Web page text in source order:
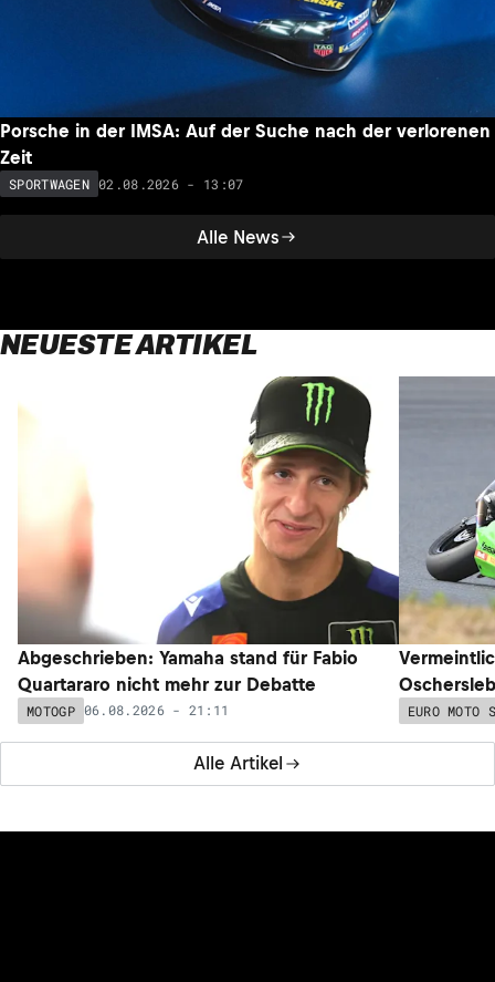
Alle News
Porsche in der IMSA: Auf der Suche nach der verlorenen
Zeit
SPORTWAGEN 02.08.2026 - 13:07
NEUESTE ARTIKEL
Alle Artikel
Abgeschrieben: Yamaha stand für Fabio
Quartararo nicht mehr zur Debatte
MOTOGP 06.08.2026 - 21:11 EURO MOTO